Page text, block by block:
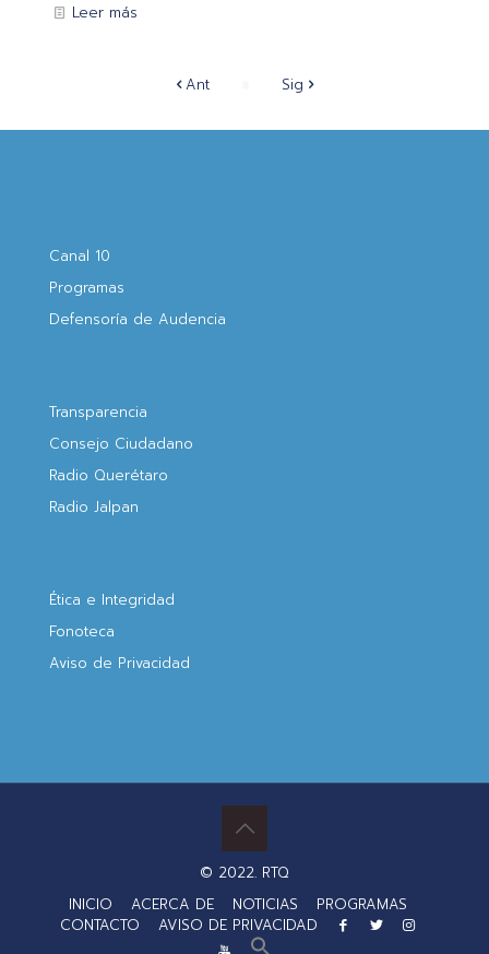
Leer más
Ant Sig
Canal 10
Programas
Defensoría de Audencia
Transparencia
Consejo Ciudadano
Radio Querétaro
Radio Jalpan
Ética e Integridad
Fonoteca
Aviso de Privacidad
© 2022. RTQ
INICIO
ACERCA DE NOTICIAS
PROGRAMAS
CONTACTO
AVISO DE PRIVACIDAD